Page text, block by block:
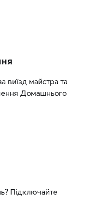
виїзд майстра та
Домашнього
Підключайте